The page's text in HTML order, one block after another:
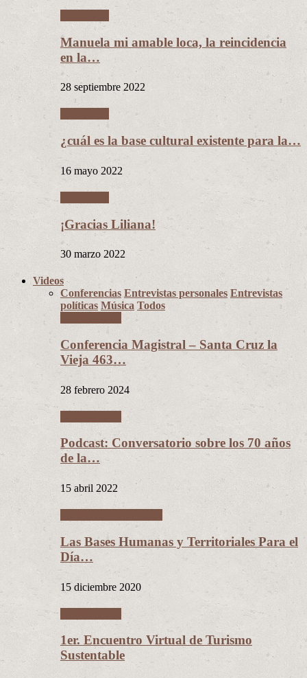
Manuela mi amable loca, la reincidencia
en la…
28 septiembre 2022
¿cuál es la base cultural existente para la…
16 mayo 2022
¡Gracias Liliana!
30 marzo 2022
Videos
Conferencias Entrevistas personales Entrevistas
políticas Música Todos
Conferencia Magistral – Santa Cruz la
Vieja 463…
28 febrero 2024
Podcast: Conversatorio sobre los 70 años
de la…
15 abril 2022
Las Bases Humanas y Territoriales Para el
Día…
15 diciembre 2020
1er. Encuentro Virtual de Turismo
Sustentable